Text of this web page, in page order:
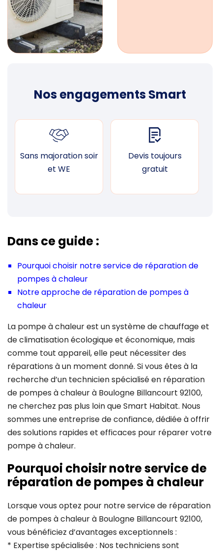
Nos engagements Smart
Sans majoration soir
et WE
Devis toujours
gratuit
Dans ce guide :
Pourquoi choisir notre service de réparation de
pompes à chaleur
Notre approche de réparation de pompes à
chaleur
La pompe à chaleur est un système de chauffage et
de climatisation écologique et économique, mais
comme tout appareil, elle peut nécessiter des
réparations à un moment donné. Si vous êtes à la
recherche d’un technicien spécialisé en réparation
de pompes à chaleur à Boulogne Billancourt 92100,
ne cherchez pas plus loin que Smart Habitat. Nous
sommes une entreprise de confiance, dédiée à offrir
des solutions rapides et efficaces pour réparer votre
pompe à chaleur.
Pourquoi choisir notre service de
réparation de pompes à chaleur
Lorsque vous optez pour notre service de réparation
de pompes à chaleur à Boulogne Billancourt 92100,
vous bénéficiez d’avantages exceptionnels :
* Expertise spécialisée : Nos techniciens sont